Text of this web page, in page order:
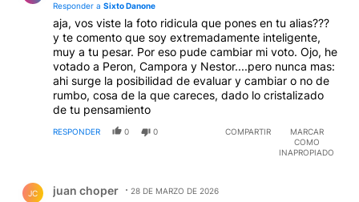
Responder a Sixto Danone
aja, vos viste la foto ridicula que pones en tu alias???
y te comento que soy extremadamente inteligente,
muy a tu pesar. Por eso pude cambiar mi voto. Ojo, he
votado a Peron, Campora y Nestor....pero nunca mas:
ahi surge la posibilidad de evaluar y cambiar o no de
rumbo, cosa de la que careces, dado lo cristalizado
de tu pensamiento
RESPONDER 0 0 COMPARTIR
MARCAR
COMO
INAPROPIADO
JC juan choper 28 DE MARZO DE 2026